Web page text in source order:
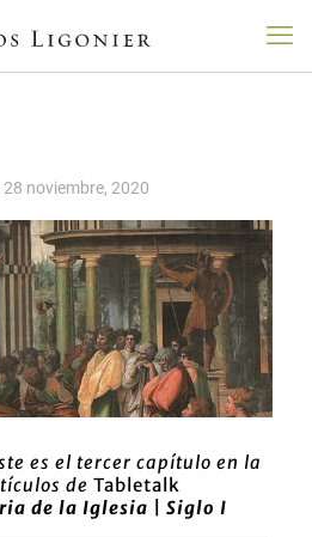
28 noviembre, 2020
es el tercer capítulo en la
de Tabletalk
de la Iglesia | Siglo I